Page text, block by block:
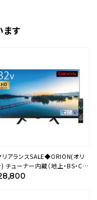
ます
アランスSALE◆ORION(オリ
) チューナー内蔵（地上・BS・CS
） 液晶テレビ 32v型 ハイビジョ